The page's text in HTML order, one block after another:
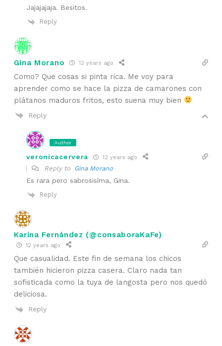
Jajajajaja. Besitos.
Reply
Gina Morano 12 years ago
Como? Que cosas si pinta rica. Me voy para
aprender como se hace la pizza de camarones con
plátanos maduros fritos, esto suena muy bien
Reply
Author
veronicacervera 12 years ago
Reply to Gina Morano
Es rara pero sabrosisíma, Gina.
Reply
Karina Fernández (@consaboraKaFe)
12 years ago
Que casualidad. Este fin de semana los chicos
también hicieron pizza casera. Claro nada tan
sofisticada como la tuya de langosta pero nos quedó
deliciosa.
Reply